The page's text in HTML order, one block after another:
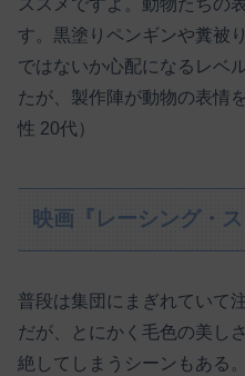
ススメですよ。動物たちの
す。黒塗りペンギンや糞被
ではないか心配になるレベ
たが、製作陣が動物の表情
性 20代）
映画『レーシング・
普段は集団にまぎれていて
だが、とにかく毛色の美し
絶してしまうシーンもある。